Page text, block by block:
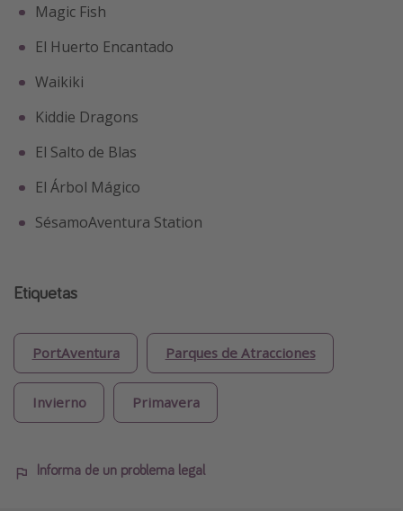
Magic Fish
El Huerto Encantado
Waikiki
Kiddie Dragons
El Salto de Blas
El Árbol Mágico
SésamoAventura Station
Etiquetas
PortAventura Parques de Atracciones
Invierno Primavera
Informa de un problema legal